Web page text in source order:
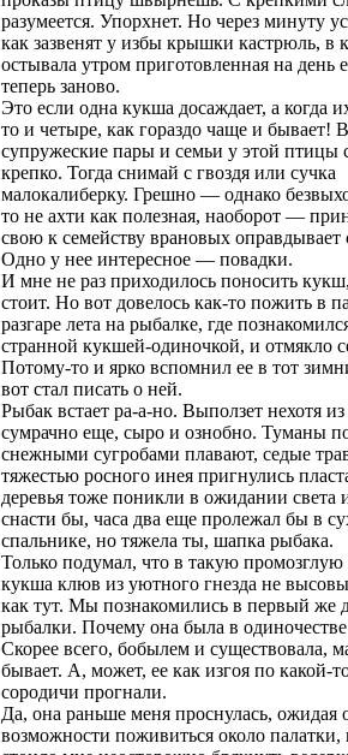
разумеется. Упорхнет. Но через минуту
как зазвенят у избы крышки кастрюль, в
остывала утром приготовленная на день
теперь заново.
Это если одна кукша досаждает, а когда
то и четыре, как гораздо чаще и бывает!
супружеские пары и семьи у этой птицы
крепко. Тогда снимай с гвоздя или сучка
малокалиберку. Грешно — однако
то не ахти как полезная, наоборот —
свою к семейству врановых оправдывает
Одно у нее интересное — повадки.
И мне не раз приходилось поносить
стоит. Но вот довелось как-то пожить в
разгаре лета на рыбалке, где
странной кукшей-одиночкой, и отмякло
Потому-то и ярко вспомнил ее в тот
вот стал писать о ней.
Рыбак встает ра-а-но. Выползет нехотя
сумрачно еще, сыро и ознобно. Туманы
снежными сугробами плавают, седые
тяжестью росного инея пригнулись
деревья тоже поникли в ожидании света
снасти бы, часа два еще пролежал бы в
спальнике, но тяжела ты, шапка рыбака.
Только подумал, что в такую промозглую
кукша клюв из уютного гнезда не
как тут. Мы познакомились в первый же
рыбалки. Почему она была в
Скорее всего, бобылем и существовала,
бывает. А, может, ее как изгоя по какой-
сородичи прогнали.
Да, она раньше меня проснулась, ожидая
возможности поживиться около палатки,